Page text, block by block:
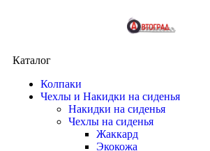
Каталог
Колпаки
Чехлы и Накидки на сиденья
Накидки на сиденья
Чехлы на сиденья
Жаккард
Экокожа